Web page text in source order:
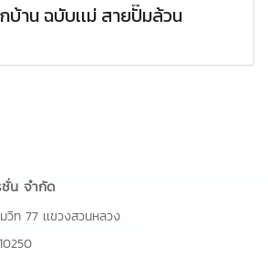
บ้าน ฉบับเเม่ สายปั๊มล้วน
น จำกัด
ท 77 เเขวงสวนหลวง